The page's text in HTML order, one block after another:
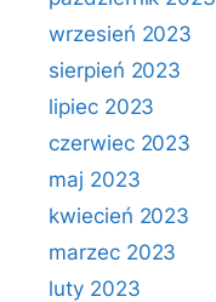
wrzesień 2023
sierpień 2023
lipiec 2023
czerwiec 2023
maj 2023
kwiecień 2023
marzec 2023
luty 2023